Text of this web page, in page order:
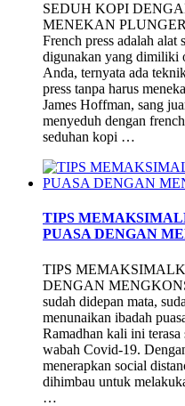
SEDUH KOPI
MENEKAN
French press adalah alat
digunakan yang dimiliki
Anda, ternyata ada
press tanpa harus
James Hoffman, sang
menyeduh dengan
seduhan kopi …
TIPS
PUASA DENGAN
TIPS
DENGAN
sudah didepan mata,
menunaikan ibadah
Ramadhan kali ini terasa
wabah Covid-19.
menerapkan social
dihimbau untuk
…